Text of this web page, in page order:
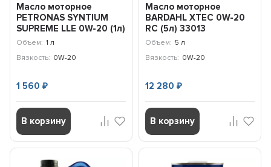
Масло моторное
PETRONAS SYNTIUM
SUPREME LLE 0W-20 (1л)
71224E18EU
Объем: 1 л
Вязкость: 0W-20
1 560₽
В корзину
Масло моторное
BARDAHL XTEC 0W-20
RC (5л) 33013
Объем: 5 л
Вязкость: 0W-20
12 280 ₽
В корзину